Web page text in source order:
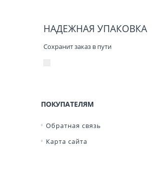
НАДЕЖНАЯ УПАКОВКА
Сохранит заказ в пути
ПОКУПАТЕЛЯМ
Обратная связь
Карта сайта